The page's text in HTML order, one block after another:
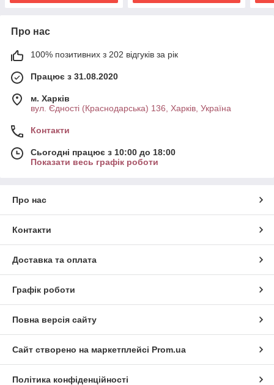
Про нас
100% позитивних з 202 відгуків за рік
Працює з 31.08.2020
м. Харків
вул. Єдності (Краснодарська) 136, Харків, Україна
Контакти
Сьогодні працює з 10:00 до 18:00
Показати весь графік роботи
Про нас
Контакти
Доставка та оплата
Графік роботи
Повна версія сайту
Сайт створено на маркетплейсі Prom.ua
Політика конфіденційності